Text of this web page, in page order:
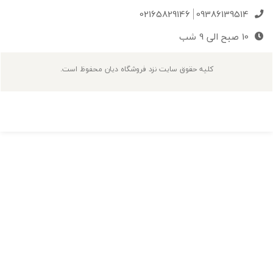
09386139514
02165829146
کلیه حقوق سایت نزد فروشگاه دیان محفوظ است.